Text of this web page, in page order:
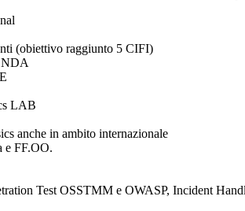
(obiettivo raggiunto 5 CIFI)
NDA
LAB
anche in ambito internazionale
e FF.OO.
Test OSSTMM e OWASP, Incident